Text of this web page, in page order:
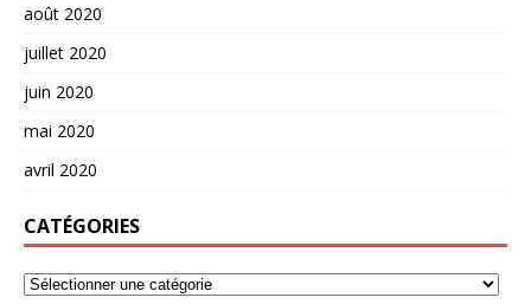
août 2020
juillet 2020
juin 2020
mai 2020
avril 2020
CATÉGORIES